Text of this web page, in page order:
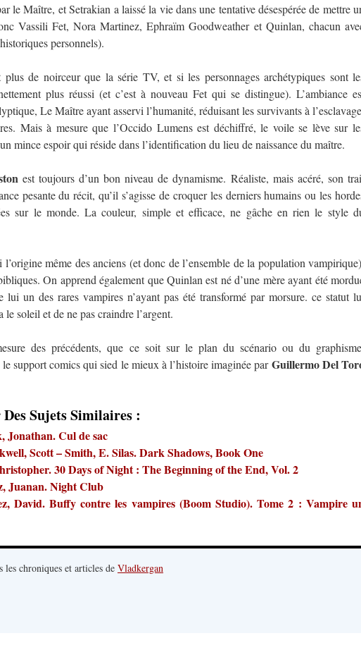
le Maître, et Setrakian a laissé la vie dans une tentative désespérée de mettre
Vassili Fet, Nora Martinez, Ephraïm Goodweather et Quinlan, chacun
personnels).
de noirceur que la série TV, et si les personnages archétypiques sont
plus réussi (et c’est à nouveau Fet qui se distingue). L’ambiance
Le Maître ayant asservi l’humanité, réduisant les survivants à
Mais à mesure que l’Occido Lumens est déchiffré, le voile se lève sur
mince espoir qui réside dans l’identification du lieu de naissance du maître.
est toujours d’un bon niveau de dynamisme. Réaliste, mais acéré, son
pesante du récit, qu’il s’agisse de croquer les derniers humains ou les
sur le monde. La couleur, simple et efficace, ne gâche en rien le style
même des anciens (et donc de l’ensemble de la population
On apprend également que Quinlan est né d’une mère ayant été
un des rares vampires n’ayant pas été transformé par morsure. ce statut
soleil et de ne pas craindre l’argent.
des précédents, que ce soit sur le plan du scénario ou du
support comics qui sied le mieux à l’histoire imaginée parGuillermo Del
Sujets Similaires :
Jonathan. Cul de sac
Scott – Smith, E. Silas. Dark Shadows, Book One
30 Days of Night : The Beginning of the End, Vol. 2
Juanan. Night Club
David. Buffy contre les vampires (Boom Studio). Tome 2 : Vampire
les chroniques et articles de Vladkergan